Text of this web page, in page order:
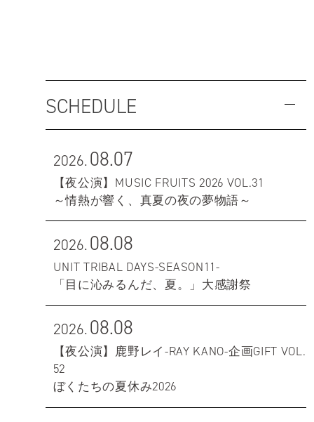
SCHEDULE
2026.08.07
【夜公演】MUSIC FRUITS 2026 VOL.31
～情熱が響く、真夏の夜の夢物語～
2026.08.08
UNIT TRIBAL DAYS-SEASON11-
「目に沁みるんだ、夏。」大感謝祭
2026.08.08
【夜公演】鹿野レイ-RAY KANO-企画GIFT VOL.
52
ぼくたちの夏休み2026